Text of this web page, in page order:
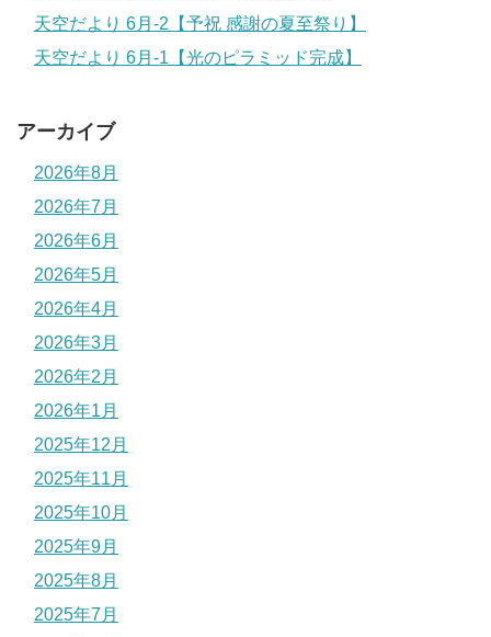
天空だより 6月-2【予祝 感謝の夏至祭り】
天空だより 6月-1【光のピラミッド完成】
アーカイブ
2026年8月
2026年7月
2026年6月
2026年5月
2026年4月
2026年3月
2026年2月
2026年1月
2025年12月
2025年11月
2025年10月
2025年9月
2025年8月
2025年7月